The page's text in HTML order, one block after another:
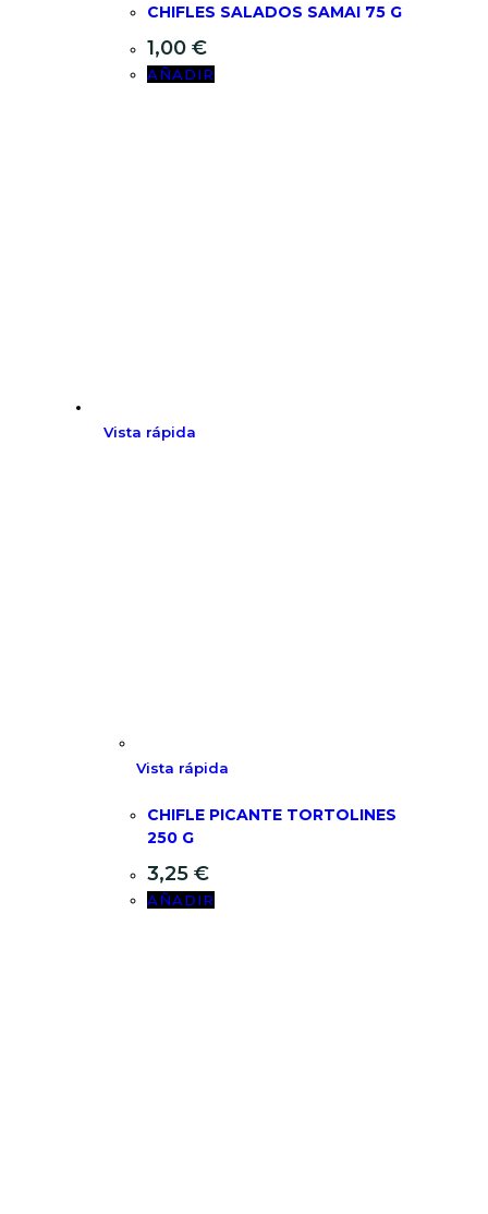
CHIFLES SALADOS SAMAI 75 G
1,00 €
AÑADIR
Vista rápida
Vista rápida
CHIFLE PICANTE TORTOLINES
250 G
3,25 €
AÑADIR